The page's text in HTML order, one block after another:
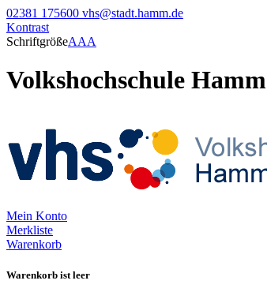
02381 175600 vhs@stadt.hamm.de
Kontrast
SchriftgrößeAAA
Volkshochschule Hamm
Mein Konto
Merkliste
Warenkorb
Warenkorb ist leer